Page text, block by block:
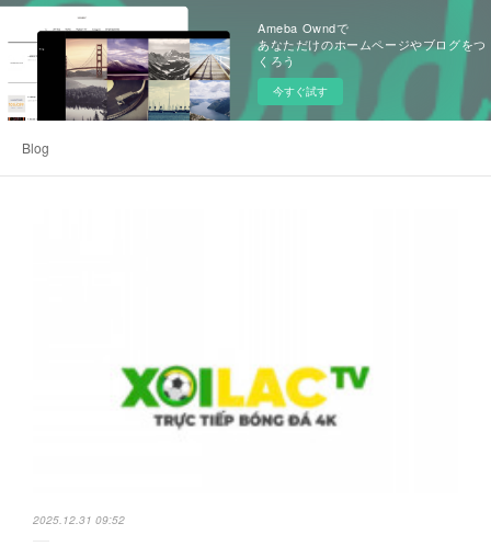
Ameba Owndで
あなただけのホームページやブログをつ
くろう
今すぐ試す
Blog
2025.12.31 09:52